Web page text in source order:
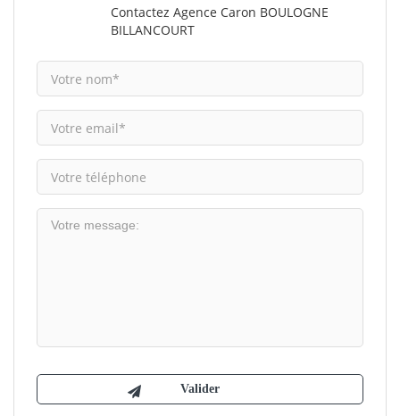
Contactez Agence Caron BOULOGNE
BILLANCOURT